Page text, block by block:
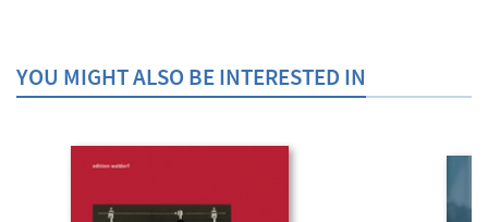
YOU MIGHT ALSO BE INTERESTED IN